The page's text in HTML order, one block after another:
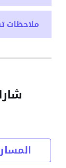
ملاحظات